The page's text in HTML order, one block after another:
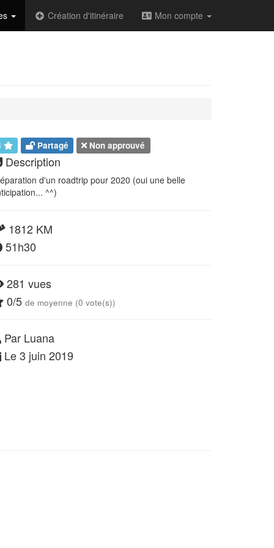
Création d'itinéraire Mon compte
Partagé Non approuvé
Description
d'un roadtrip pour 2020 (oui une belle
^^)
1812 KM
51h30
281 vues
0/5 de moyenne (0 vote(s))
Par Luana
Le 3 juin 2019